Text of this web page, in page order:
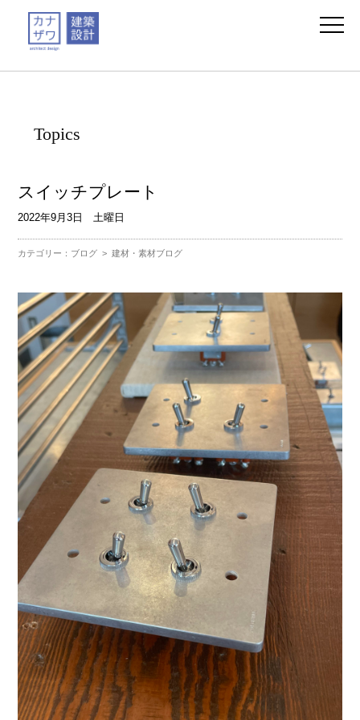
Topics
スイッチプレート
2022年9月3日 土曜日
カテゴリー： ブログ >建材・素材ブログ